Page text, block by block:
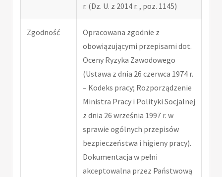
r. (Dz. U. z 2014 r. , poz. 1145)
Zgodność
Opracowana zgodnie z
obowiązującymi przepisami dot.
Oceny Ryzyka Zawodowego
(Ustawa z dnia 26 czerwca 1974 r.
– Kodeks pracy; Rozporządzenie
Ministra Pracy i Polityki Socjalnej
z dnia 26 września 1997 r. w
sprawie ogólnych przepisów
bezpieczeństwa i higieny pracy).
Dokumentacja w pełni
akceptowalna przez Państwową